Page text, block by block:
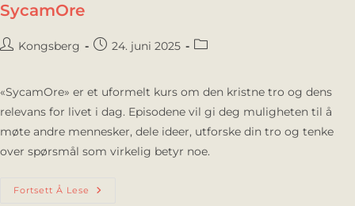
SycamOre
Kongsberg 24. juni 2025
«SycamOre» er et uformelt kurs om den kristne tro og dens
relevans for livet i dag. Episodene vil gi deg muligheten til å
møte andre mennesker, dele ideer, utforske din tro og tenke
over spørsmål som virkelig betyr noe.
Fortsett Å Lese